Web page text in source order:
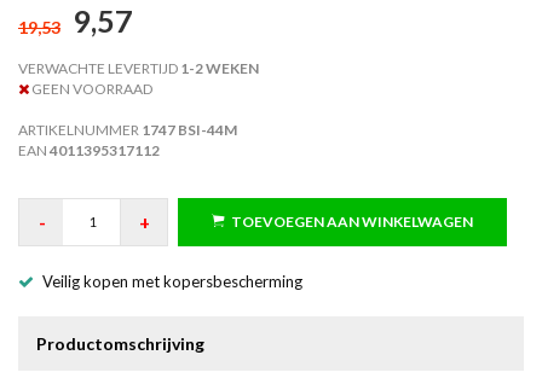
19,53 9,57
VERWACHTE LEVERTIJD 1-2 WEKEN
GEEN VOORRAAD
ARTIKELNUMMER 1747 BSI-44M
EAN 4011395317112
- + TOEVOEGEN AAN WINKELWAGEN
Veilig kopen met kopersbescherming
Productomschrijving